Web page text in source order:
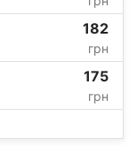
182
грн
175
грн